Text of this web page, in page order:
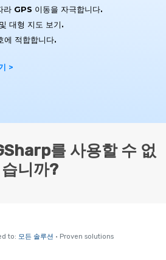
GPS 이동을 자극합니다.
대형 지도 보기.
에 적합합니다.
>
를 사용할 수 없
습니까?
to: 모든 솔루션 • Proven solutions